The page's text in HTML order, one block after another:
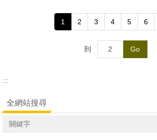
1 2 3 4 5 6
到 Go
:::
全網站搜尋